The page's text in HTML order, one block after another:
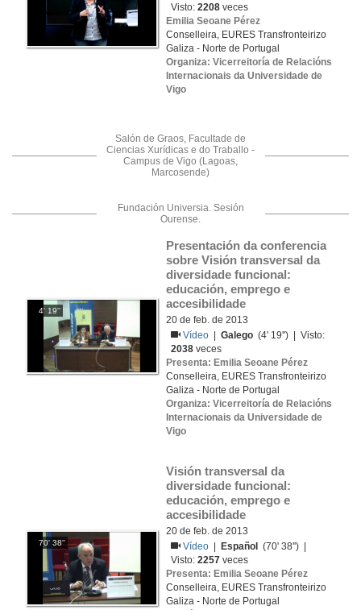
Visto:2208 veces
Emilia Seoane Pérez
Conselleira, EURES Transfronteirizo
Galiza - Norte de Portugal
Organiza: Vicerreitoría de Relacións
Internacionais da Universidade de
Vigo
Salón de Graos, Facultade de
Ciencias Xurídicas e do Traballo -
Campus de Vigo (Lagoas,
Marcosende)
Fundación Universia. Sesión
Ourense.
4' 19''
Presentación da conferencia
sobre Visión transversal da
diversidade funcional:
educación, emprego e
accesibilidade
20 de feb. de 2013
Vídeo
|Galego (4' 19'') | Visto:
2038 veces
Presenta: Emilia Seoane Pérez
Conselleira, EURES Transfronteirizo
Galiza - Norte de Portugal
Organiza: Vicerreitoría de Relacións
Internacionais da Universidade de
Vigo
70' 38''
Visión transversal da
diversidade funcional:
educación, emprego e
accesibilidade
20 de feb. de 2013
Vídeo
Español
(70' 38'') |
Visto:2257 veces
Presenta: Emilia Seoane Pérez
Conselleira, EURES Transfronteirizo
Galiza - Norte de Portugal